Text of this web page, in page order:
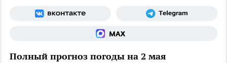
Полный прогноз погоды на 2 мая